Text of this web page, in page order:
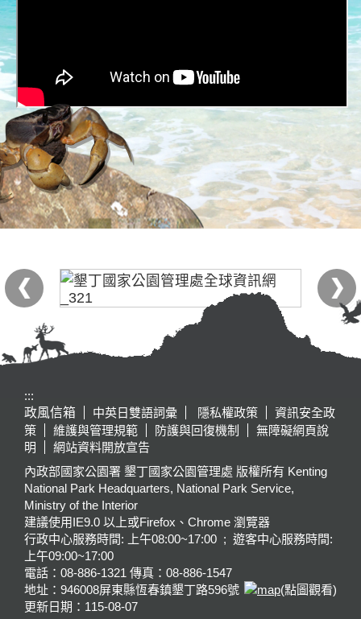
:::
政風信箱
中英日雙語詞彙 隱私權政策
資訊安全政
策
維護與管理規範 防護與回復機制
無障礙網頁說
明
網站資料開放宣告
內政部國家公園署 墾丁國家公園管理處 版權所有 Kenting
National Park Headquarters, National Park Service,
Ministry of the Interior
建議使用IE9.0 以上或Firefox、Chrome 瀏覽器
行政中心服務時間: 上午08:00~17:00 ; 遊客中心服務時間:
上午09:00~17:00
電話：08-886-1321 傳真：08-886-1547
地址：946008屏東縣恆春鎮墾丁路596號
(點圖觀看)
更新日期： 115-08-07